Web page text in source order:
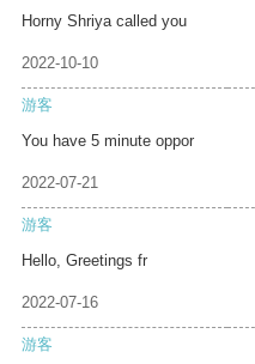
Horny Shriya called you
2022-10-10
游客
You have 5 minute oppor
2022-07-21
游客
Hello, Greetings fr
2022-07-16
游客